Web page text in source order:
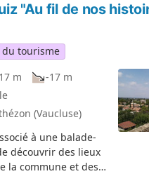
"Au fil de nos
du tourisme
m
-17 m
(Vaucluse)
à une balade-
découvrir des lieux
la commune et des